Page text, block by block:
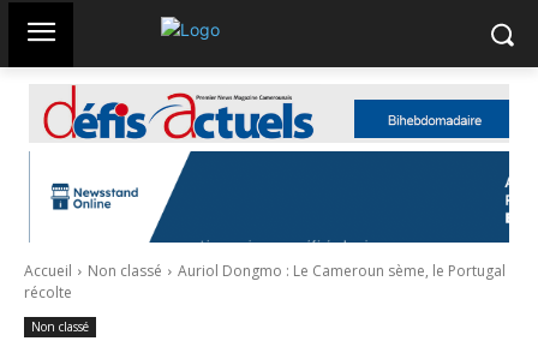
Accueil Non classé
Auriol Dongmo : Le Cameroun sème, le Portugal
récolte
Non classé